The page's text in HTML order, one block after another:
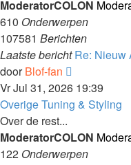
ModeratorCOLON
610 Onderwerpen
107581 Berichten
Laatste bericht Re: Nieuw
doorBlof-fan
bericht
bekijken
Vr Jul 31, 2026 19:39
Overige Tuning & Styling
Over de rest...
ModeratorCOLON
122 Onderwerpen